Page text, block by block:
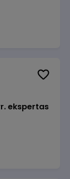
ekspertas